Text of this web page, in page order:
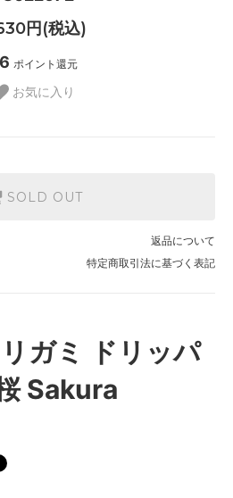
円(税込)
ポイント還元
お気に入り
SOLD OUT
返品について
特定商取引法に基づく表記
ガミ ドリッパ
Sakura